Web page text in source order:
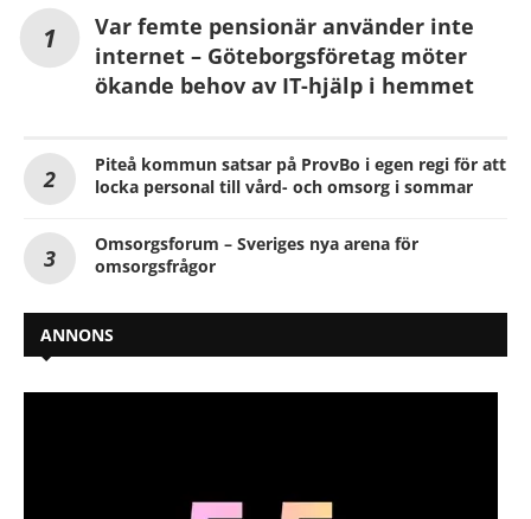
Var femte pensionär använder inte
internet – Göteborgsföretag möter
ökande behov av IT-hjälp i hemmet
Piteå kommun satsar på ProvBo i egen regi för att
locka personal till vård- och omsorg i sommar
Omsorgsforum – Sveriges nya arena för
omsorgsfrågor
ANNONS